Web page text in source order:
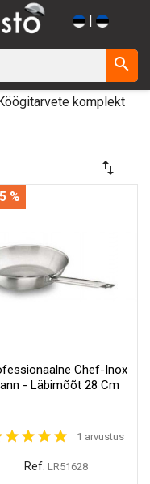
|
search
komplekt
swap_vert
Chef-Inox
- Läbimõõt 28 Cm
1 arvustus
Ref. LR51628
%